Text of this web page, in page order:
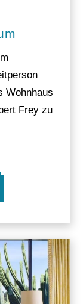
Wohnhaus
Frey zu